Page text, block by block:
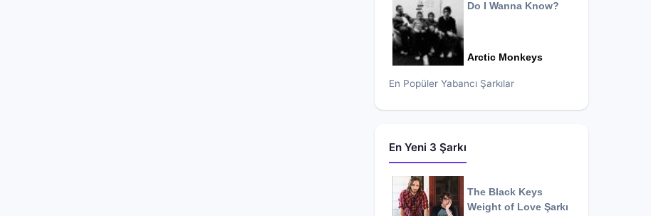
Do I Wanna Know?
Arctic Monkeys
En Popüler Yabancı Şarkılar
En Yeni 3 Şarkı
The Black Keys
Weight of Love Şarkı